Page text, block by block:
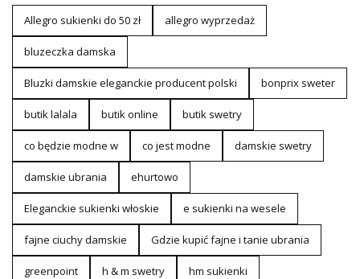
Allegro sukienki do 50 zł allegro wyprzedaż
bluzeczka damska
Bluzki damskie eleganckie producent polski bonprix sweter
butik lalala butik online butik swetry
co będzie modne w co jest modne damskie swetry
damskie ubrania ehurtowo
Eleganckie sukienki włoskie e sukienki na wesele
fajne ciuchy damskie Gdzie kupić fajne i tanie ubrania
greenpoint h & m swetry hm sukienki